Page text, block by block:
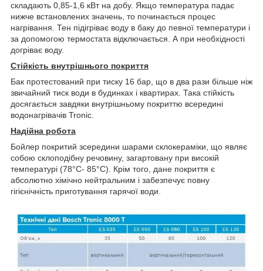
складають 0,85-1,6 кВт на добу. Якщо температура падає
нижче встановлених значень, то починається процес
нагрівання. Тен підігріває воду в баку до певної температури і
за допомогою термостата відключається. А при необхідності
догріває воду.
Стійкість внутрішнього покриття
Бак протестований при тиску 16 бар, що в два рази більше ніж
звичайний тиск води в будинках і квартирах. Така стійкість
досягається завдяки внутрішньому покриттю всередині
водонагрівачів Tronic.
Надійна робота
Бойлер покритий зсередини шарами склокераміки, що являє
собою склоподібну речовину, загартовану при високій
температурі (78°С- 85°С). Крім того, дане покриття є
абсолютно хімічно нейтральним і забезпечує повну
гігієнічність приготування гарячої води.